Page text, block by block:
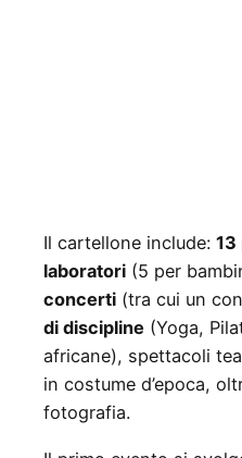
Il cartellone include: 13
laboratori (5 per
concerti (tra cui un
di discipline (Yoga,
africane), spettacoli
in costume d’epoca,
fotografia.